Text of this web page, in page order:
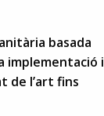
basada
implementació i
de l’art fins